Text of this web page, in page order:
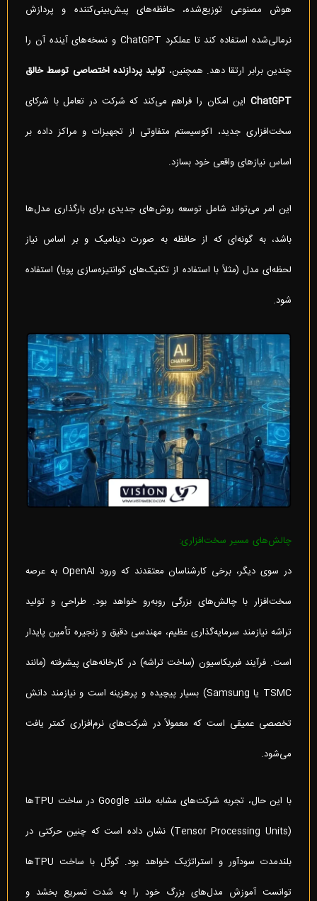
هوش مصنوعی توزیع‌شده، حافظه‌های پیش‌بینی‌کننده و پردازش
نرمالی‌شده استفاده کند تا عملکرد ChatGPT و نسخه‌های آینده آن را
چندین برابر ارتقا دهد. همچنین، تولید پردازنده اختصاصی توسط خالق
ChatGPT این امکان را فراهم می‌کند که شرکت در تعامل با شرکای
سخت‌افزاری جدید، اکوسیستم متفاوتی از تجهیزات و مراکز داده بر
اساس نیازهای واقعی خود بسازد.
این امر می‌تواند شامل توسعه روش‌های جدیدی برای بارگذاری مدل‌ها
باشد، به گونه‌ای که از حافظه به صورت دینامیک و بر اساس نیاز
لحظه‌ای مدل (مثلاً با استفاده از تکنیک‌های کوانتیزه‌سازی پویا) استفاده
شود.
چالش‌های مسیر سخت‌افزاری:
در سوی دیگر، برخی کارشناسان معتقدند که ورود OpenAI به عرصه
سخت‌افزار با چالش‌های بزرگی روبه‌رو خواهد بود. طراحی و تولید
تراشه نیازمند سرمایه‌گذاری عظیم، مهندسی دقیق و زنجیره تأمین پایدار
است. فرآیند فبریکاسیون (ساخت تراشه) در کارخانه‌های پیشرفته (مانند
TSMC یا Samsung) بسیار پیچیده و پرهزینه است و نیازمند دانش
تخصصی عمیقی است که معمولاً در شرکت‌های نرم‌افزاری کمتر یافت
می‌شود.
با این حال، تجربه شرکت‌های مشابه مانند Google در ساخت TPUها
(Tensor Processing Units) نشان داده است که چنین حرکتی در
بلندمدت سودآور و استراتژیک خواهد بود. گوگل با ساخت TPUها
توانست آموزش مدل‌های بزرگ خود را به شدت تسریع بخشد و